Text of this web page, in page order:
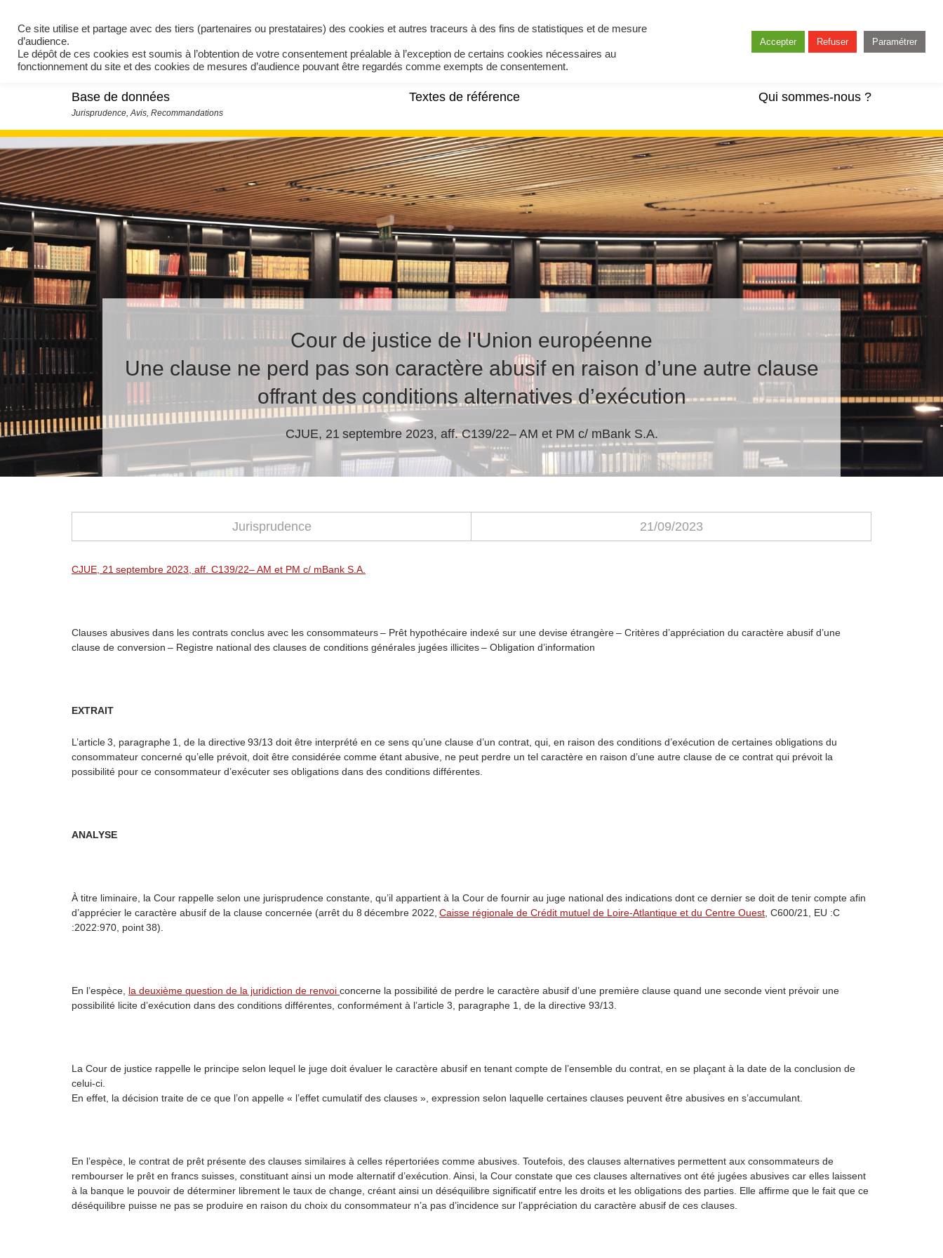
Base de données Textes de référence Qui sommes-nous ?
Cour de justice de l'Union européenne
Une clause ne perd pas son caractère abusif en raison d’une autre clause
offrant des conditions alternatives d’exécution
CJUE, 21 septembre 2023, aff. C139/22– AM et PM c/ mBank S.A.
Jurisprudence 21/09/2023
CJUE, 21 septembre 2023, aff. C139/22– AM et PM c/ mBank S.A.
Clauses abusives dans les contrats conclus avec les consommateurs – Prêt hypothécaire indexé sur une devise étrangère – Critères d’appréciation du caractère abusif d’une
clause de conversion – Registre national des clauses de conditions générales jugées illicites – Obligation d’information
EXTRAIT
L’article 3, paragraphe 1, de la directive 93/13 doit être interprété en ce sens qu’une clause d’un contrat, qui, en raison des conditions d’exécution de certaines obligations du
consommateur concerné qu’elle prévoit, doit être considérée comme étant abusive, ne peut perdre un tel caractère en raison d’une autre clause de ce contrat qui prévoit la
possibilité pour ce consommateur d’exécuter ses obligations dans des conditions différentes.
ANALYSE
À titre liminaire, la Cour rappelle selon une jurisprudence constante, qu’il appartient à la Cour de fournir au juge national des indications dont ce dernier se doit de tenir compte afin
d’apprécier le caractère abusif de la clause concernée (arrêt du 8 décembre 2022, Caisse régionale de Crédit mutuel de Loire-Atlantique et du Centre Ouest , C600/21, EU :C
:2022:970, point 38).
En l’espèce, la deuxième question de la juridiction de renvoi concerne la possibilité de perdre le caractère abusif d’une première clause quand une seconde vient prévoir une
possibilité licite d’exécution dans des conditions différentes, conformément à l’article 3, paragraphe 1, de la directive 93/13.
La Cour de justice rappelle le principe selon lequel le juge doit évaluer le caractère abusif en tenant compte de l’ensemble du contrat, en se plaçant à la date de la conclusion de
celui-ci.
En effet, la décision traite de ce que l’on appelle « l’effet cumulatif des clauses », expression selon laquelle certaines clauses peuvent être abusives en s’accumulant.
En l’espèce, le contrat de prêt présente des clauses similaires à celles répertoriées comme abusives. Toutefois, des clauses alternatives permettent aux consommateurs de
rembourser le prêt en francs suisses, constituant ainsi un mode alternatif d’exécution. Ainsi, la Cour constate que ces clauses alternatives ont été jugées abusives car elles laissent
à la banque le pouvoir de déterminer librement le taux de change, créant ainsi un déséquilibre significatif entre les droits et les obligations des parties. Elle affirme que le fait que ce
déséquilibre puisse ne pas se produire en raison du choix du consommateur n’a pas d’incidence sur l’appréciation du caractère abusif de ces clauses.
Ce site utilise et partage avec des tiers (partenaires ou prestataires) des cookies et autres traceurs à des fins de statistiques et de mesure
d’audience.
Le dépôt de ces cookies est soumis à l’obtention de votre consentement préalable à l’exception de certains cookies nécessaires au
fonctionnement du site et des cookies de mesures d’audience pouvant être regardés comme exempts de consentement.
Accepter Refuser Paramétrer